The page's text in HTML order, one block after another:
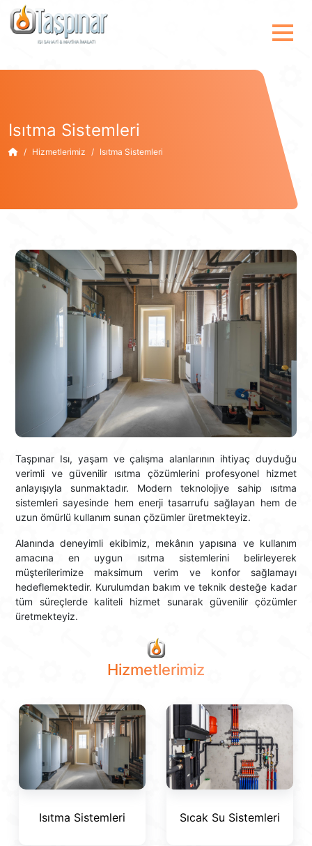
Isıtma Sistemleri
Hizmetlerimiz Isıtma Sistemleri
Taşpınar Isı, yaşam ve çalışma alanlarının ihtiyaç duyduğu
verimli ve güvenilir ısıtma çözümlerini profesyonel hizmet
anlayışıyla sunmaktadır. Modern teknolojiye sahip ısıtma
sistemleri sayesinde hem enerji tasarrufu sağlayan hem de
uzun ömürlü kullanım sunan çözümler üretmekteyiz.
Alanında deneyimli ekibimiz, mekânın yapısına ve kullanım
amacına en uygun ısıtma sistemlerini belirleyerek
müşterilerimize maksimum verim ve konfor sağlamayı
hedeflemektedir. Kurulumdan bakım ve teknik desteğe kadar
tüm süreçlerde kaliteli hizmet sunarak güvenilir çözümler
üretmekteyiz.
Hizmetlerimiz
Isıtma Sistemleri Sıcak Su Sistemleri